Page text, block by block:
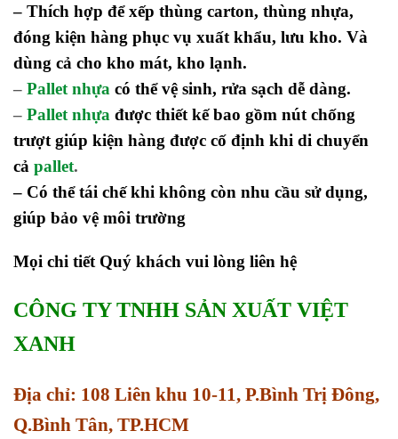
– Thích hợp để xếp thùng carton, thùng nhựa,
đóng kiện hàng phục vụ xuất khẩu, lưu kho. Và
dùng cả cho kho mát, kho lạnh.
– Pallet nhựa có thể vệ sinh, rửa sạch dễ dàng.
– Pallet nhựa được thiết kế bao gồm nút chống
trượt giúp kiện hàng được cố định khi di chuyển
cả pallet.
– Có thể tái chế khi không còn nhu cầu sử dụng,
giúp bảo vệ môi trường
Mọi chi tiết Quý khách vui lòng liên hệ
CÔNG TY TNHH SẢN XUẤT VIỆT
XANH
Địa chỉ: 108 Liên khu 10-11, P.Bình Trị Đông,
Q.Bình Tân, TP.HCM